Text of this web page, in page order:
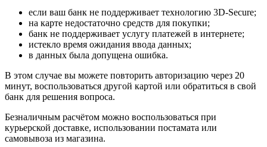
если ваш банк не поддерживает технологию 3D-Secure;
на карте недостаточно средств для покупки;
банк не поддерживает услугу платежей в интернете;
истекло время ожидания ввода данных;
в данных была допущена ошибка.
В этом случае вы можете повторить авторизацию через 20
минут, воспользоваться другой картой или обратиться в свой
банк для решения вопроса.
Безналичным расчётом можно воспользоваться при
курьерской доставке, использовании постамата или
самовывоза из магазина.